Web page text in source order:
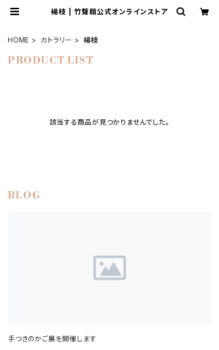
楊枝 | 竹聲館公式オンラインストア
HOME カトラリー 楊枝
PRODUCT LIST
該当する商品が見つかりませんでした。
BLOG
手つきのかご展を開催します